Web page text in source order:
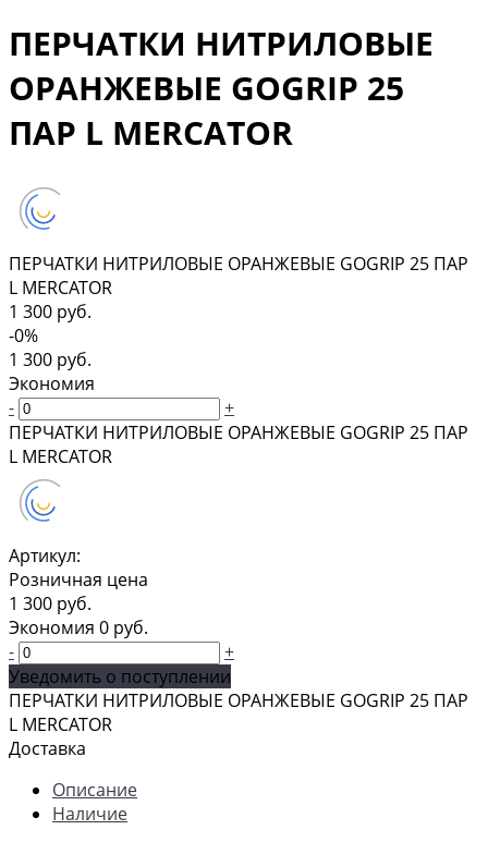
ПЕРЧАТКИ НИТРИЛОВЫЕ
ОРАНЖЕВЫЕ GOGRIP 25
ПАР L MERCATOR
ПЕРЧАТКИ НИТРИЛОВЫЕ ОРАНЖЕВЫЕ GOGRIP 25 ПАР
L MERCATOR
1 300 руб.
-0%
1 300 руб.
Экономия
-
+
ПЕРЧАТКИ НИТРИЛОВЫЕ ОРАНЖЕВЫЕ GOGRIP 25 ПАР
L MERCATOR
Артикул:
Розничная цена
1 300 руб.
Экономия 0 руб.
-
+
Уведомить о поступлении
ПЕРЧАТКИ НИТРИЛОВЫЕ ОРАНЖЕВЫЕ GOGRIP 25 ПАР
L MERCATOR
Доставка
Описание
Наличие